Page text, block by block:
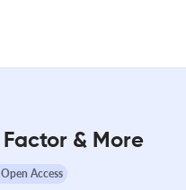
Factor & More
Open Access